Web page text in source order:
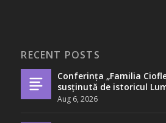
RECENT POSTS
Conferința „Familia
susținută de istoricul
Aug 6, 2026